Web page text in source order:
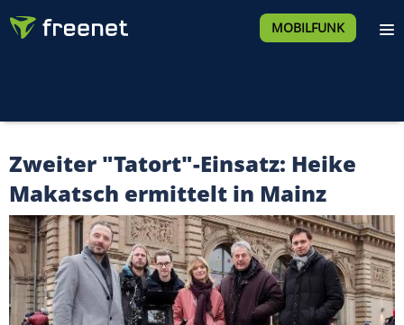
MOBILFUNK
Zweiter "Tatort"-Einsatz: Heike
Makatsch ermittelt in Mainz